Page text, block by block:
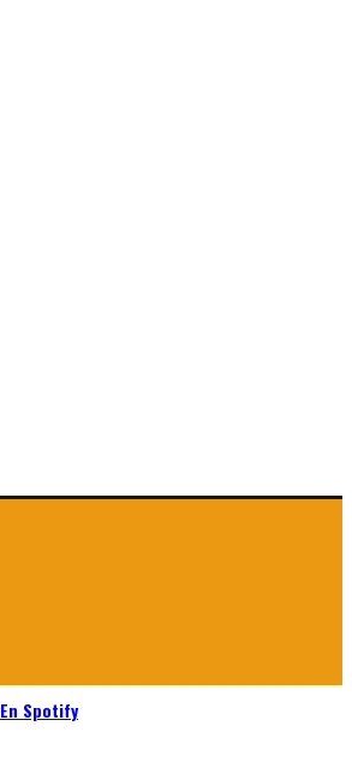
Spotify